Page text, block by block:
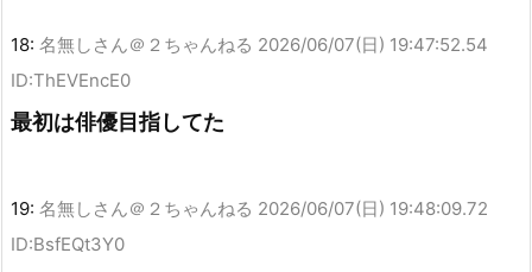
18: 名無しさん＠２ちゃんねる 2026/06/07(日) 19:47:52.54
ID:ThEVEncE0
最初は俳優目指してた
19: 名無しさん＠２ちゃんねる 2026/06/07(日) 19:48:09.72
ID:BsfEQt3Y0